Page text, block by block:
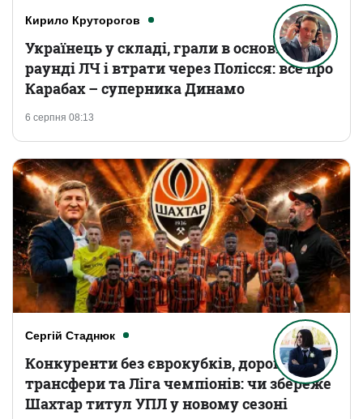
Кирило Круторогов
6 серпня 08:13
Українець у складі, грали в основному
раунді ЛЧ і втрати через Полісся: все про
Карабах – суперника Динамо
Сергій Стаднюк
Конкуренти без єврокубків, дорогі
трансфери та Ліга чемпіонів: чи збереже
Шахтар титул УПЛ у новому сезоні